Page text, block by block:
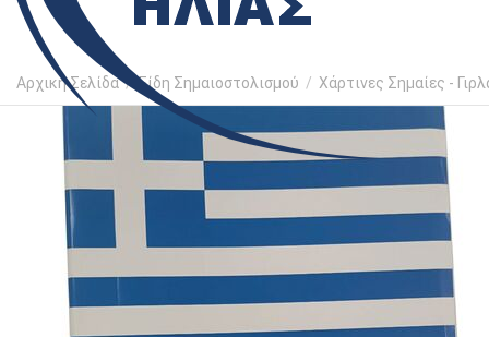
Αρχική Σελίδα / Είδη Σημαιοστολισμού / Χάρτινες Σημαίες -